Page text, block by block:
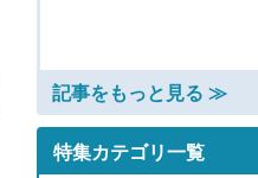
記事をもっと見る ≫
特集カテゴリ一覧